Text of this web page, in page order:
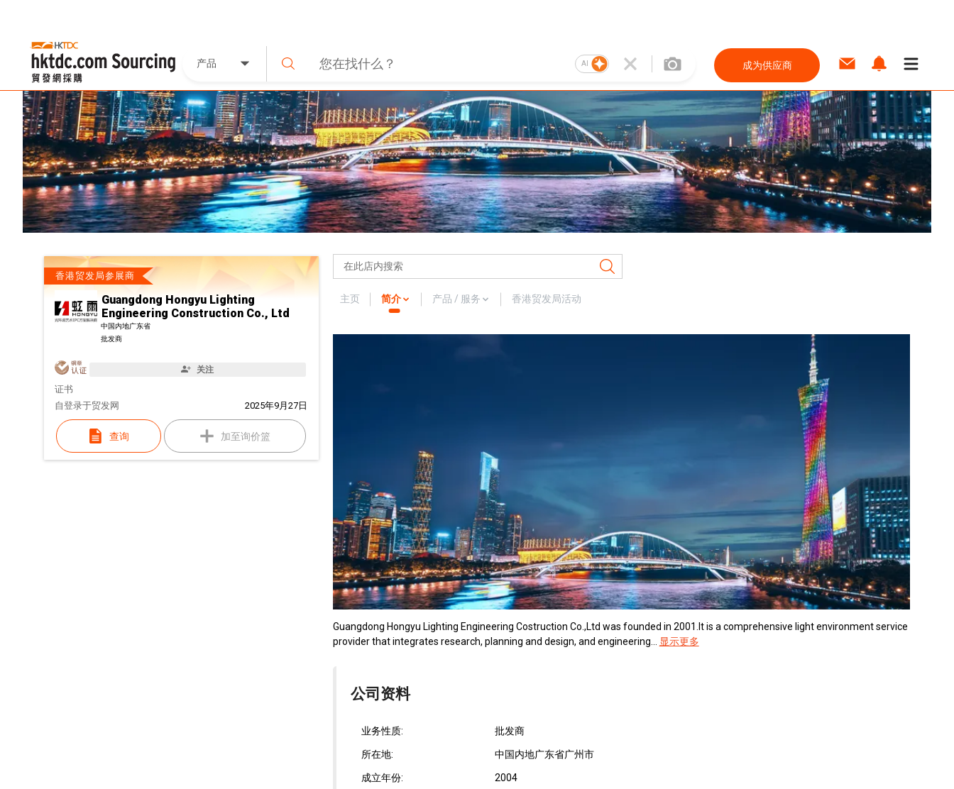
产品 AI 成为供应商
香港贸发局参展商
Guangdong Hongyu Lighting
Engineering Construction Co., Ltd
中国内地广东省
批发商
关注
证书
自
2025年9月27日
登录于贸发网
查询 加至询价篮
主页 简介 产品 / 服务 香港贸发局活动
Guangdong Hongyu Lighting Engineering Costruction Co.,Ltd was founded in 2001.It is a comprehensive light environment service
provider that integrates research, planning and design, and engineering...
显示更多
公司资料
业务性质: 批发商
所在地: 中国内地广东省广州市
成立年份: 2004